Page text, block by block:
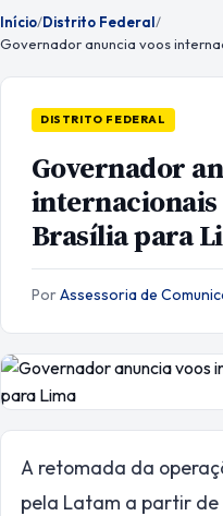
Início/Distrito Federal/
Governador anuncia voos
DISTRITO FEDERAL
Governador
Brasília para
PorAssessoria de
A retomada da
pela Latam a partir